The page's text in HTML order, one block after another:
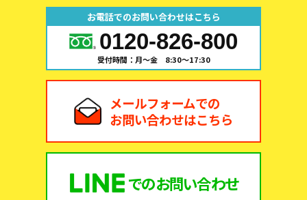
お電話でのお問い合わせはこちら
0120-826-800
受付時間：月～金 8:30～17:30
メールフォームでの
お問い合わせはこちら
でのお問い合わせ